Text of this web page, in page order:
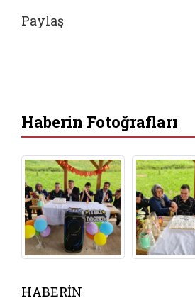
Paylaş
Haberin Fotoğrafları
HABERİN